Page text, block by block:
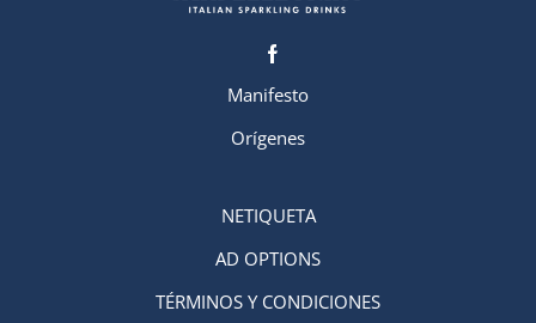
Manifesto
Orígenes
NETIQUETA
AD OPTIONS
TÉRMINOS Y CONDICIONES